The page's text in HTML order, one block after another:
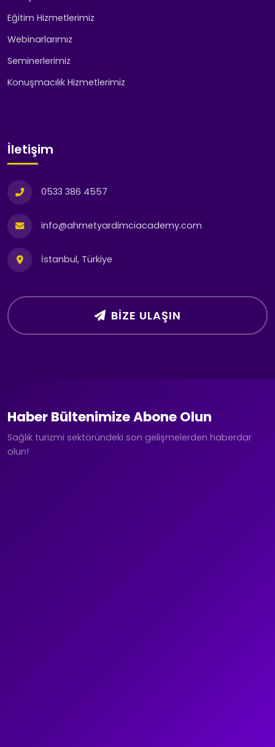
Eğitim Hizmetlerimiz
Webinarlarımız
Seminerlerimiz
Konuşmacılık Hizmetlerimiz
İletişim
0533 386 4557
info@ahmetyardimciacademy.com
İstanbul, Türkiye
BIZE ULAŞIN
Haber Bültenimize Abone Olun
Sağlık turizmi sektöründeki son gelişmelerden haberdar
olun!